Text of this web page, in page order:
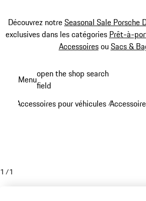
Découvrez notreSeasonal Sale Porsche
exclusives dans les catégories Prêt-à-
AccessoiresouSacs &
principal
Menuopen the shop search
field
Accessoires pour véhicules /
1 /1